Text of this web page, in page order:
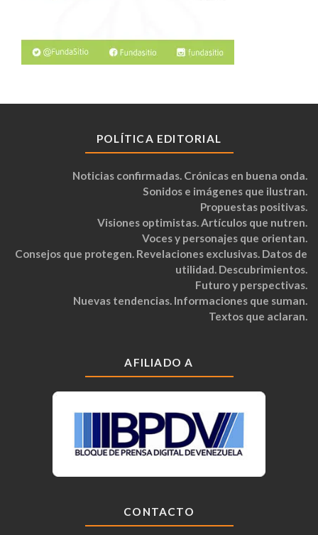
POLÍTICA EDITORIAL
Noticias confirmadas. Crónicas en buena onda.
Sonidos e imágenes que ilustran.
Propuestas positivas.
Visiones optimistas. Artículos que nutren.
Voces y personajes que orientan.
Consejos que protegen. Revelaciones exclusivas. Datos de
utilidad. Descubrimientos.
Futuro y perspectivas.
Nuevas tendencias. Informaciones que suman.
Textos que aclaran.
AFILIADO A
CONTACTO